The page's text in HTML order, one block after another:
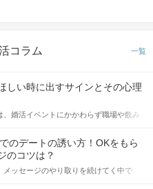
コラム 一覧
しい時に出すサインとその心理
、婚活イベントにかかわらず職場や飲み
左右されます。 これから恋人作りを本
方は、女性が異性を求めて出すサイン
しい行動に移せるかどうかが重要。 この
て欲しい時に出すサインとその心理を
のデートの誘い方！OKをもら
のコツは？
メッセージのやり取りを続けてく中で